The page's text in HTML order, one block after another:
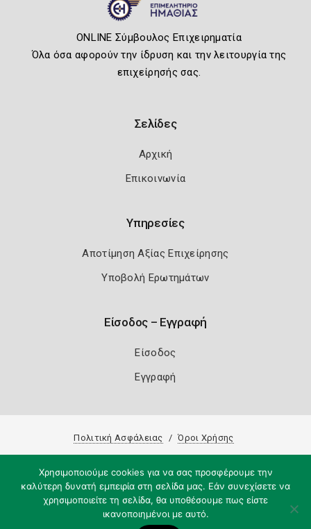
ONLINE Σύμβουλος Επιχειρηματία
Όλα όσα αφορούν την ίδρυση και την λειτουργία της
επιχείρησής σας.
Σελίδες
Αρχική
Επικοινωνία
Υπηρεσίες
Αποτίμηση Αξίας Επιχείρησης
Υποβολή Ερωτημάτων
Είσοδος – Εγγραφή
Είσοδος
Εγγραφή
Πολιτική Ασφάλειας Όροι Χρήσης
Χρησιμοποιούμε cookies για να σας προσφέρουμε την
καλύτερη δυνατή εμπειρία στη σελίδα μας. Εάν συνεχίσετε να
χρησιμοποιείτε τη σελίδα, θα υποθέσουμε πως είστε
ικανοποιημένοι με αυτό.